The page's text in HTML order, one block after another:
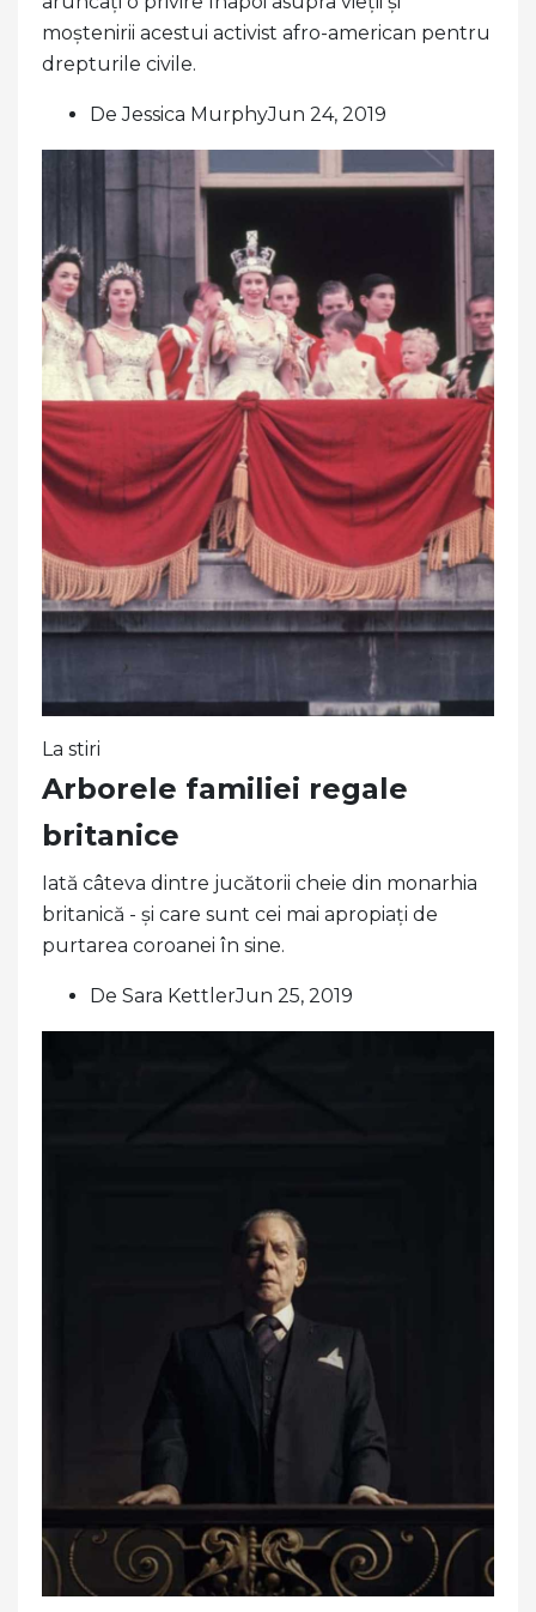
moștenirii acestui activist afro-american pentru
drepturile civile.
De Jessica MurphyJun 24, 2019
La stiri
Arborele familiei regale
britanice
Iată câteva dintre jucătorii cheie din monarhia
britanică - și care sunt cei mai apropiați de
purtarea coroanei în sine.
De Sara KettlerJun 25, 2019